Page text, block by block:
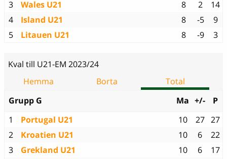
3
Wales U21 8 2
14
4
Island U21 8 -5
9
5
Litauen U21 8 -9 3
Kval till U21-EM 2023/24
Hemma
Borta
Total
Grupp G
Ma +/-
P
1
Portugal U21 10 27 27
2
Kroatien U21 10 6
22
3
Grekland U21 10 6
17